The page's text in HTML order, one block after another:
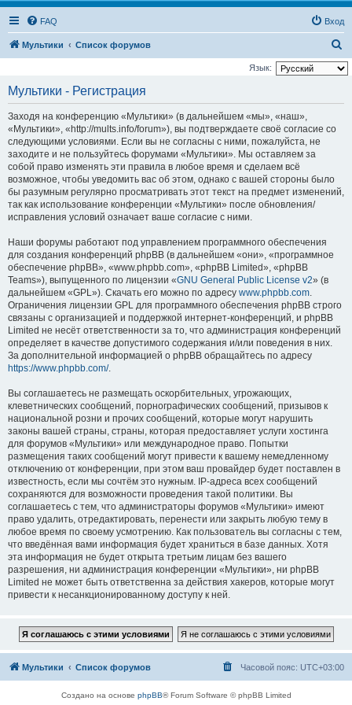
FAQ Вход
Мультики Список форумов
о
Язык:
Мультики - Регистрация
Заходя на конференцию «Мультики» (в дальнейшем «мы», «наш»,
«Мультики», «http://mults.info/forum»), вы подтверждаете своё согласие со
следующими условиями. Если вы не согласны с ними, пожалуйста, не
заходите и не пользуйтесь форумами «Мультики». Мы оставляем за
собой право изменять эти правила в любое время и сделаем всё
возможное, чтобы уведомить вас об этом, однако с вашей стороны было
бы разумным регулярно просматривать этот текст на предмет изменений,
так как использование конференции «Мультики» после обновления/
исправления условий означает ваше согласие с ними.
Наши форумы работают под управлением программного обеспечения
для создания конференций phpBB (в дальнейшем «они», «программное
обеспечение phpBB», «www.phpbb.com», «phpBB Limited», «phpBB
Teams»), выпущенного по лицензии «GNU General Public License v2» (в
дальнейшем «GPL»). Скачать его можно по адресу www.phpbb.com.
Ограничения лицензии GPL для программного обеспечения phpBB строго
связаны с организацией и поддержкой интернет-конференций, и phpBB
Limited не несёт ответственности за то, что администрация конференций
определяет в качестве допустимого содержания и/или поведения в них.
За дополнительной информацией о phpBB обращайтесь по адресу
https://www.phpbb.com/.
Вы соглашаетесь не размещать оскорбительных, угрожающих,
клеветнических сообщений, порнографических сообщений, призывов к
национальной розни и прочих сообщений, которые могут нарушить
законы вашей страны, страны, которая предоставляет услуги хостинга
для форумов «Мультики» или международное право. Попытки
размещения таких сообщений могут привести к вашему немедленному
отключению от конференции, при этом ваш провайдер будет поставлен в
известность, если мы сочтём это нужным. IP-адреса всех сообщений
сохраняются для возможности проведения такой политики. Вы
соглашаетесь с тем, что администраторы форумов «Мультики» имеют
право удалить, отредактировать, перенести или закрыть любую тему в
любое время по своему усмотрению. Как пользователь вы согласны с тем,
что введённая вами информация будет храниться в базе данных. Хотя
эта информация не будет открыта третьим лицам без вашего
разрешения, ни администрация конференции «Мультики», ни phpBB
Limited не может быть ответственна за действия хакеров, которые могут
привести к несанкционированному доступу к ней.
Мультики Список форумов Часовой пояс: UTC+03:00
Создано на основе phpBB® Forum Software © phpBB Limited